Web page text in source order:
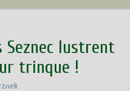
Seznec lustrent
trinque !